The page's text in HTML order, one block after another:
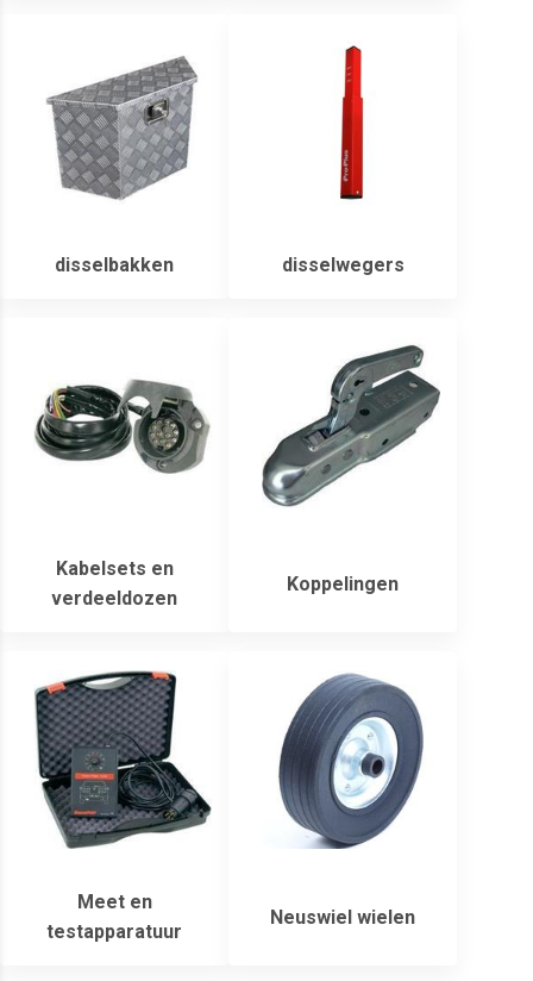
disselbakken disselwegers
Kabelsets en
verdeeldozen
Koppelingen
Meet en
testapparatuur
Neuswiel wielen